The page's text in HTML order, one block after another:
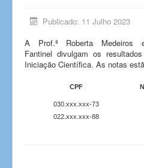
Publicado: 11 Julho 2023
A Prof.ª Roberta Medeiros
Fantinel divulgam os
Iniciação Científica. As notas
CPF
030.xxx.xxx-73
022.xxx.xxx-88